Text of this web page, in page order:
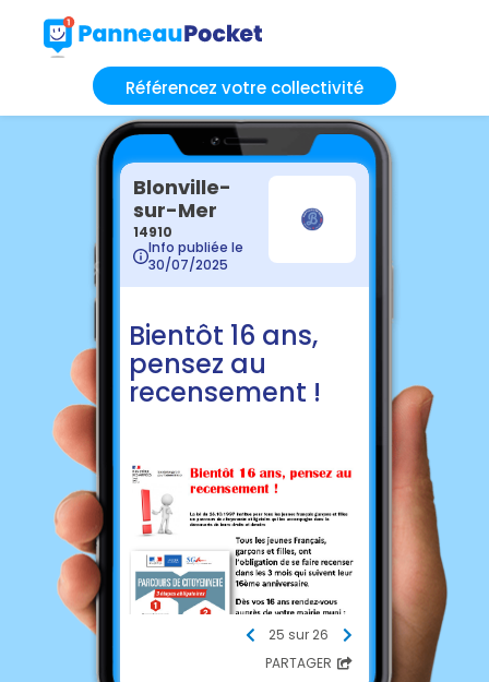
Référencez votre collectivité
Blonville-
sur-Mer
14910
Info publiée le
30/07/2025
Bientôt 16 ans,
pensez au
recensement !
25 sur 26
PARTAGER